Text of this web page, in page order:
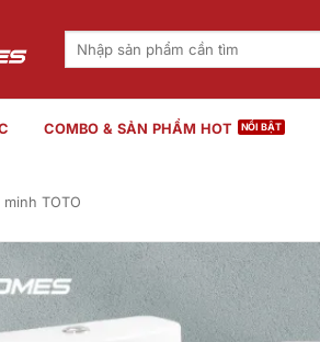
Tìm
COMBO & SẢN PHẨM HOT
TOTO